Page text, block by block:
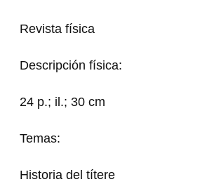
Revista física
Descripción física:
24 p.; il.; 30 cm
Temas:
Historia del títere